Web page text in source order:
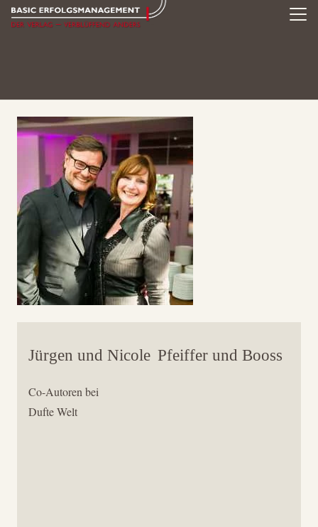
Jürgen und Nicole Pfeiffer und Booss
Co-Autoren bei
Dufte Welt